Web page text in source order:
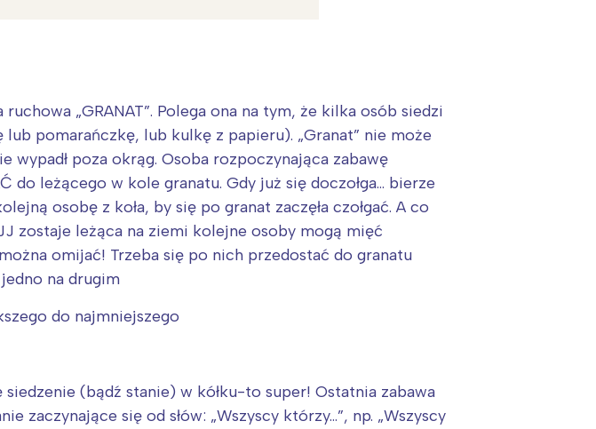
„GRANAT”. Polega ona na tym, że kilka osób siedzi
lub pomarańczkę, lub kulkę z papieru). „Granat” nie może
wypadł poza okrąg. Osoba rozpoczynająca zabawę
do leżącego w kole granatu. Gdy już się doczołga… bierze
osobę z koła, by się po granat zaczęła czołgać. A co
zostaje leżąca na ziemi kolejne osoby mogą mięć
omijać! Trzeba się po nich przedostać do granatu
na drugim
do najmniejszego
(bądź stanie) w kółku-to super! Ostatnia zabawa
zaczynające się od słów: „Wszyscy którzy…”, np. „Wszyscy
Śląsk
Kraków
Południe
Północ
Wszystkie